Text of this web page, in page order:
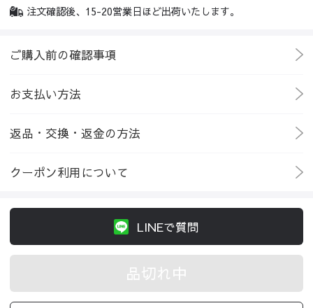
注文確認後、15-20営業日ほど出荷いたします。
ご購入前の確認事項
お支払い方法
返品・交換・返金の方法
クーポン利用について
LINEで質問
品切れ中